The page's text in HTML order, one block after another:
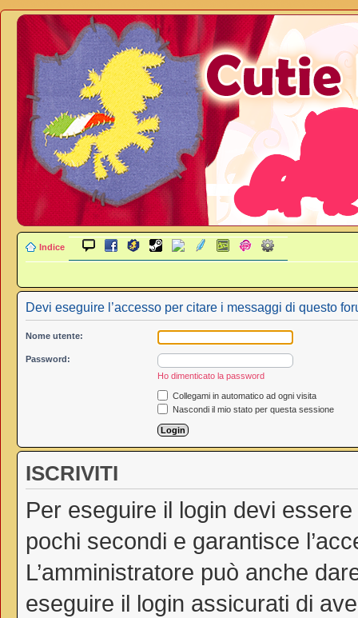
Indice
Devi eseguire l’accesso per citare i messaggi di questo
Nome utente:
Password:
Ho dimenticato la password
Collegami in automatico ad ogni visita
Nascondi il mio stato per questa sessione
ISCRIVITI
Per eseguire il login devi
pochi secondi e garantisce
L’amministratore può anche
eseguire il login assicurati di